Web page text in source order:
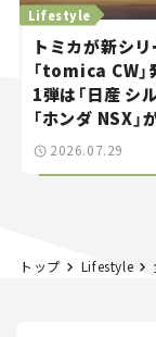
トミカが新シ
「tomica CW」
1弾は「日産 シ
「ホンダ NSX」
世界が注目す
Lifestyle
2026.07.29
トップ Lifestyle